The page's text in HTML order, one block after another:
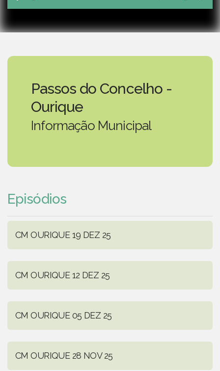
Play Mute
Passos do Concelho -
Ourique
Informação Municipal
Episódios
CM OURIQUE 19 DEZ 25
CM OURIQUE 12 DEZ 25
CM OURIQUE 05 DEZ 25
CM OURIQUE 28 NOV 25